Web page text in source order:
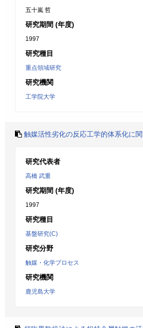
五十嵐 哲
研究期間 (年度)
1997
研究種目
重点領域研究
研究機関
工学院大学
触媒活性劣化の反応工学的体系化に
研究代表者
高橋 武重
研究期間 (年度)
1997
研究種目
基盤研究(C)
研究分野
触媒・化学プロセス
研究機関
鹿児島大学